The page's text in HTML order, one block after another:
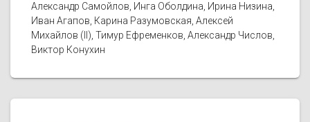
Александр Самойлов, Инга Оболдина, Ирина Низина,
Иван Агапов, Карина Разумовская, Алексей
Михайлов (II), Тимур Ефременков, Александр Числов,
Виктор Конухин